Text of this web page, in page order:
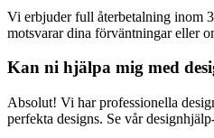
Vi erbjuder full återbetalning inom
motsvarar dina förväntningar eller
Kan ni hjälpa mig med
Absolut! Vi har professionella
perfekta designs. Se vår